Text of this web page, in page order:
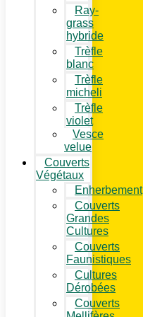
Ray-
grass
hybride
Trèfle
blanc
Trèfle
micheli
Trèfle
violet
Vesce
velue
Couverts
Végétaux
Enherbement
Couverts
Grandes
Cultures
Couverts
Faunistiques
Cultures
Dérobées
Couverts